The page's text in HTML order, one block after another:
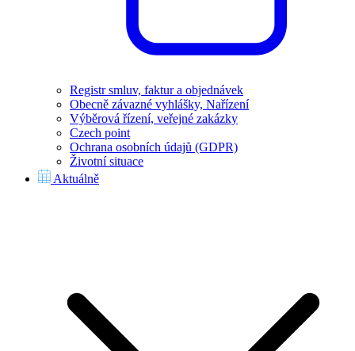
Registr smluv, faktur a objednávek
Obecně závazné vyhlášky, Nařízení
Výběrová řízení, veřejné zakázky
Czech point
Ochrana osobních údajů (GDPR)
Životní situace
Aktuálně